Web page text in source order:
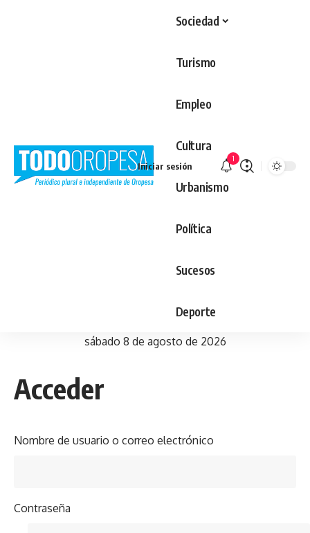
Sociedad
Turismo
Empleo
Cultura
Urbanismo
Política
Sucesos
Deporte
Iniciar sesión
1
sábado 8 de agosto de 2026
Acceder
Nombre de usuario o correo electrónico
Contraseña